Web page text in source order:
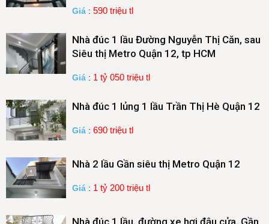
Giá : 590 triệu tl
Nhà đúc 1 lầu Đường Nguyễn Thị Căn, sau
Siêu thị Metro Quận 12, tp HCM
Giá : 1 tỷ 050 triệu tl
Nhà đúc 1 lủng 1 lầu Trần Thị Hè Quận 12
Giá : 690 triệu tl
Nhà 2 lầu Gần siêu thị Metro Quận 12
Giá : 1 tỷ 200 triệu tl
Nhà đúc 1 lầu, đường xe hơi đậu cửa, Gần